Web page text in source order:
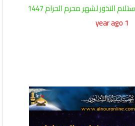
النذور لشهر محرم الحرام 1447
1 year ago